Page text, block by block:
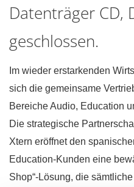
Datenträger CD,
geschlossen.
Im wieder erstarkenden
sich die gemeinsame
Bereiche Audio, Education
Die strategische
Xtern eröffnet den
Education-Kunden eine
Shop“-Lösung, die